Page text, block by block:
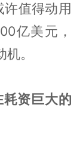
值得动用
亿美元，
。
资巨大的